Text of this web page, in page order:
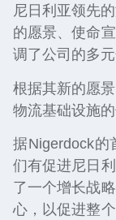
尼日利亚领先
的愿景、使命
调了公司的多元
根据其新的愿
物流基础设施
据Nigerdock的
们有促进尼日
了一个增长战
心，以促进整